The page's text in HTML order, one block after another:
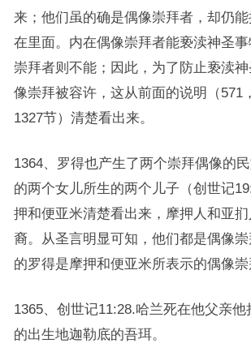
来；他们虽的确是偶像崇拜者，却仍
在里面。内在偶像崇拜者能亵渎神圣
崇拜者则不能；因此，为了防止亵渎
像崇拜被容许，这从前面的说明（571
1327节）清楚看出来。
1364、罗得也产生了两个崇拜偶像的
的两个女儿所生的两个儿子（创世记
押和便亚米清楚看出来，摩押人和亚
裔。从圣言明显可知，他们都是偶像崇
的罗得是摩押和便亚米所表示的偶像崇
1365、创世记11:28.哈兰死在他父亲
的出生地迦勒底的吾珥。